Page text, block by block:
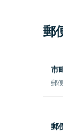
郵
市
郵
郵